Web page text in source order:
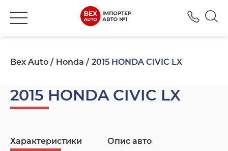
Bex Auto Honda 2015 HONDA CIVIC LX
2015 HONDA CIVIC LX
Характеристики Опис авто